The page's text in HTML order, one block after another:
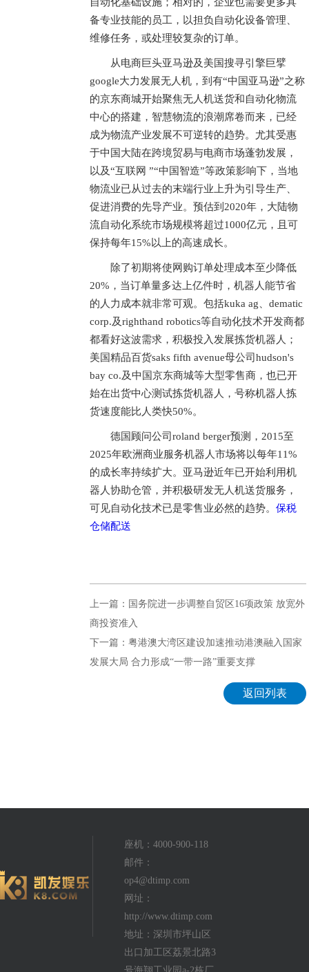
备专业技能的员工，以担负自动化设备管理、
维修任务，或处理较复杂的订单。
从电商巨头亚马逊及美国搜寻引擎巨擘
google大力发展无人机，到有“中国亚马逊”之称
的京东商城开始聚焦无人机送货和自动化物流
中心的搭建，智慧物流的浪潮席卷而来，已经
成为物流产业发展不可逆转的趋势。尤其受惠
于中国大陆在跨境贸易与电商市场蓬勃发展，
以及“互联网 ”“中国智造”等政策影响下，当地
物流业已从过去的末端行业上升为引导生产、
促进消费的先导产业。预估到2020年，大陆物
流自动化系统市场规模将超过1000亿元，且可
保持每年15%以上的高速成长。
除了初期将使网购订单处理成本至少降低
20%，当订单量多达上亿件时，机器人能节省
的人力成本就非常可观。包括kuka ag、dematic
corp.及righthand robotics等自动化技术开发商都
都看好这波需求，积极投入发展拣货机器人；
美国精品百货saks fifth avenue母公司hudson's
bay co.及中国京东商城等大型零售商，也已开
始在出货中心测试拣货机器人，号称机器人拣
货速度能比人类快50%。
德国顾问公司roland berger预测，2015至
2025年欧洲商业服务机器人市场将以每年11%
的成长率持续扩大。亚马逊近年已开始利用机
器人协助仓管，并积极研发无人机送货服务，
可见自动化技术已是零售业必然的趋势。 保税
仓储配送
上一篇：国务院进一步调整自贸区16项政策 放宽外
商投资准入
下一篇：粤港澳大湾区建设加速推动港澳融入国家
发展大局 合力形成“一带一路”重要支撑
返回列表
座机：4000-900-118
邮件：
op4@dtimp.com
网址：
http://www.dtimp.com
地址：深圳市坪山区
出口加工区荔景北路3